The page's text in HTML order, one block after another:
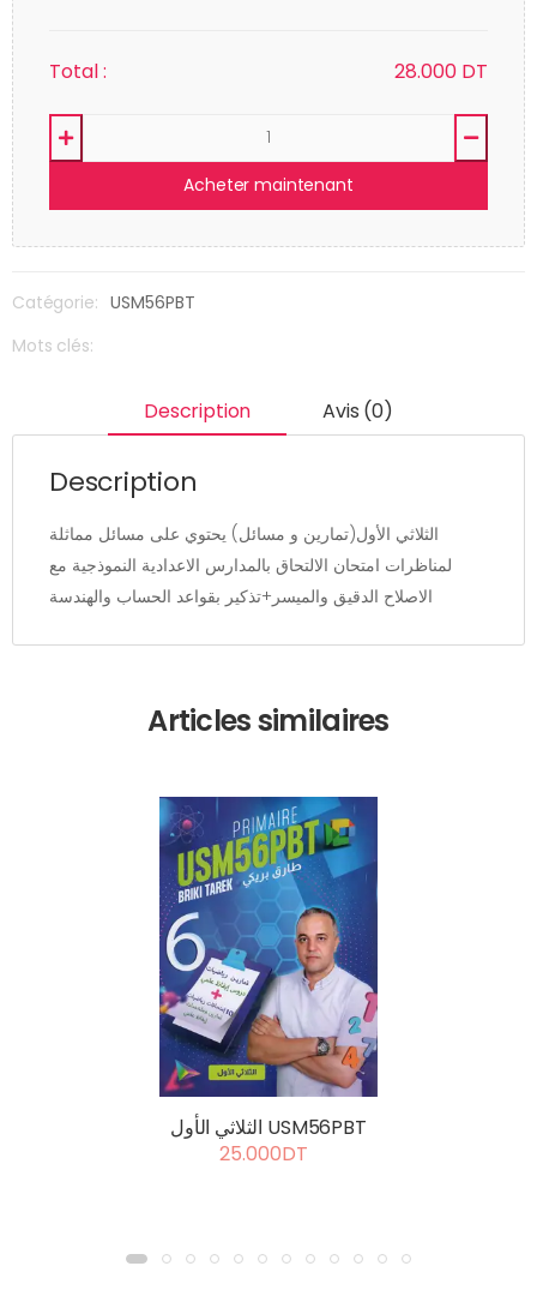
Total : 28.000 DT
Acheter maintenant
Catégorie: USM56PBT
Mots clés:
Description Avis (0)
Description
الثلاثي الأول(تمارين و مسائل) يحتوي على مسائل مماثلة
لمناظرات امتحان الالتحاق بالمدارس الاعدادية النموذجية مع
الاصلاح الدقيق والميسر+تذكير بقواعد الحساب والهندسة
Articles similaires
الثلاثي الأول USM56PBT
25.000DT